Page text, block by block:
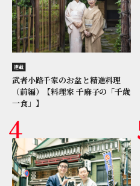
連載
武者小路千家のお盆と精進料理
（前編）【料理家 千麻子の「千歳
一食」】